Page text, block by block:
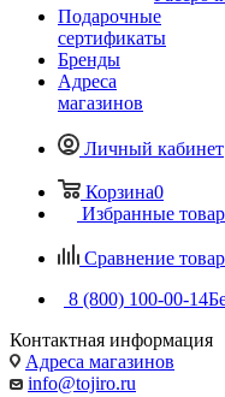
Подарочные
сертификаты
Бренды
Адреса
магазинов
Личный кабинет
Корзина0
Избранные
Сравнение
8 (800) 100-00-14
Контактная информация
Адреса магазинов
info@tojiro.ru